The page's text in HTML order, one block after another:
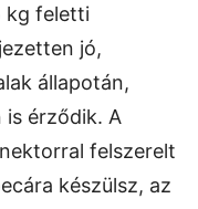
kg feletti
jó,
állapotán,
is érződik. A
felszerelt
készülsz, az